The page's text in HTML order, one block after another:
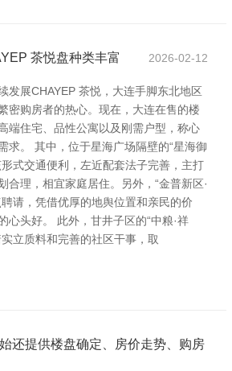
茶悦盘种类丰富 2026-02-12
发展CHAYEP 茶悦，大连手脚东北地区
密购房者的热心。现在，大连在售的楼
端住宅、品性公寓以及刚需户型，称心
求。 其中，位于星海广场隔壁的“星海御
式交通便利，左近配套法子完善，主打
合理，相宜家庭居住。另外，“金普新区·
请，凭借优厚的地舆位置和亲民的价
心头好。 此外，甘井子区的“中粮·祥
立质料和完善的社区干事，取
还提供楼盘确定、房价走势、购房